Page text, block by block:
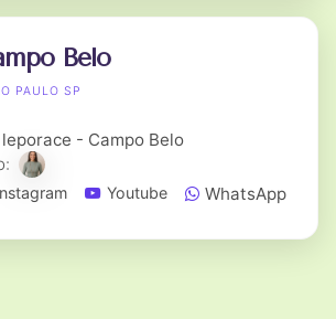
Belo
PAULO SP
- Campo Belo
Youtube WhatsApp